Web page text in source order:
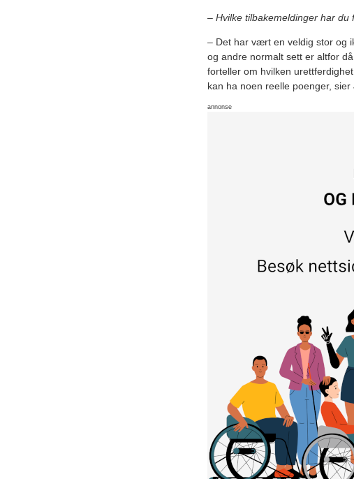
– Hvilke tilbakemeldinger har du
– Det har vært en veldig stor og
og andre normalt sett er altfor
forteller om hvilken
kan ha noen reelle poenger, sier
annonse